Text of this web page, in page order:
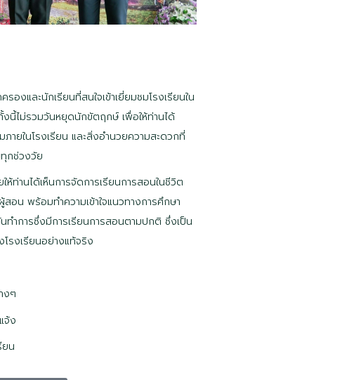
งและนักเรียนที่สนใจเข้าเยี่ยมชมโรงเรียนใน
งนี้ไม่รวมวันหยุดนักขัตฤกษ์ เพื่อให้ท่านได้
ยในโรงเรียน และสิ่งอำนวยความสะดวกที่
กช่วงวัย
ให้ท่านได้เห็นการจัดการเรียนการสอนในชีวิต
น พร้อมทำความเข้าใจแนวทางการศึกษา
ทำการซึ่งมีการเรียนการสอนตามปกติ ซึ่งเป็น
รงเรียนอย่างแท้จริง
งๆ
จ้ง
น